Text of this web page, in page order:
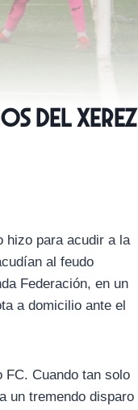
del Xerez
hizo para acudir a la
al feudo
Federación, en un
a domicilio ante el
FC. Cuando tan solo
un tremendo disparo